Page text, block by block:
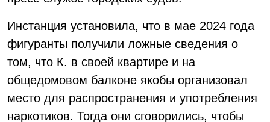
Инстанция установила, что в мае 2024 года
фигуранты получили ложные сведения о
том, что К. в своей квартире и на
общедомовом балконе якобы организовал
место для распространения и употребления
наркотиков. Тогда они сговорились, чтобы